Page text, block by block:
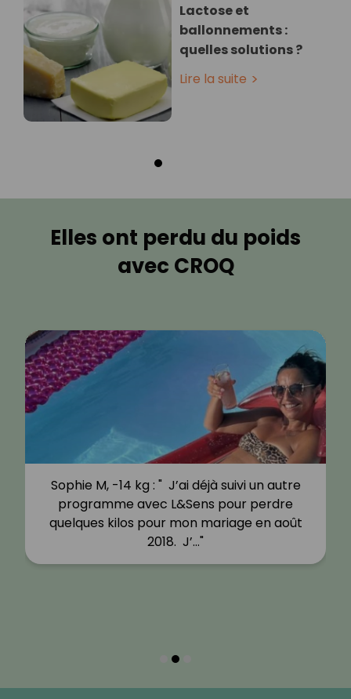
Lactose et
ballonnements :
quelles solutions ?
Lire la suite
Elles ont perdu du poids
avec CROQ
Sophie M, -14 kg : " J’ai déjà suivi un autre
programme avec L&Sens pour perdre
quelques kilos pour mon mariage en août
2018. J’…"